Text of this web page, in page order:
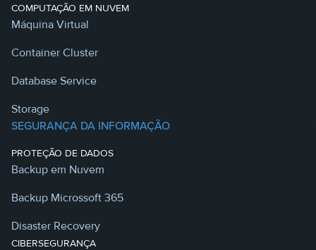
COMPUTAÇÃO EM NUVEM
Máquina Virtual
Container Cluster
Database Service
Storage
SEGURANÇA DA INFORMAÇÃO
PROTEÇÃO DE DADOS
Backup em Nuvem
Backup Microssoft 365
Disaster Recovery
CIBERSEGURANÇA